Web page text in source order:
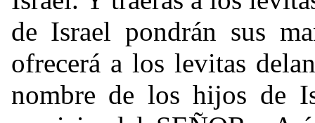
de Israel pondrán sus
ofrecerá a los levitas
nombre de los hijos de